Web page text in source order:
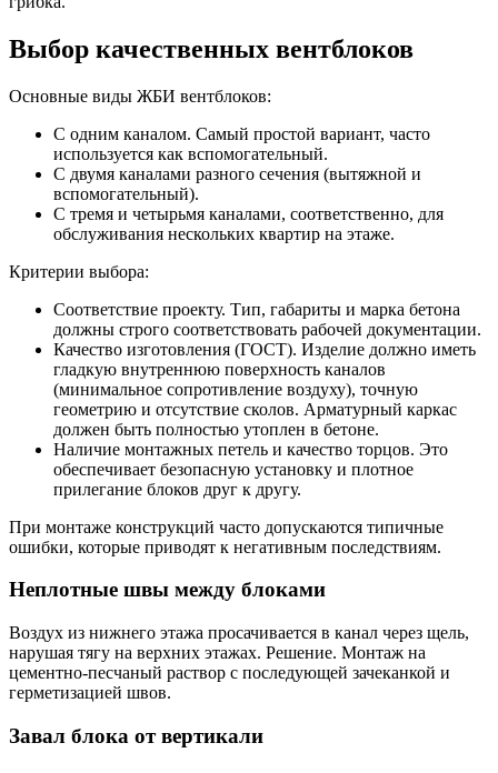
Выбор качественных вентблоков
Основные виды ЖБИ вентблоков:
С одним каналом. Самый простой вариант, часто
используется как вспомогательный.
С двумя каналами разного сечения (вытяжной и
вспомогательный).
С тремя и четырьмя каналами, соответственно, для
обслуживания нескольких квартир на этаже.
Критерии выбора:
Соответствие проекту. Тип, габариты и марка бетона
должны строго соответствовать рабочей документации.
Качество изготовления (ГОСТ). Изделие должно иметь
гладкую внутреннюю поверхность каналов
(минимальное сопротивление воздуху), точную
геометрию и отсутствие сколов. Арматурный каркас
должен быть полностью утоплен в бетоне.
Наличие монтажных петель и качество торцов. Это
обеспечивает безопасную установку и плотное
прилегание блоков друг к другу.
При монтаже конструкций часто допускаются типичные
ошибки, которые приводят к негативным последствиям.
Неплотные швы между блоками
Воздух из нижнего этажа просачивается в канал через щель,
нарушая тягу на верхних этажах. Решение. Монтаж на
цементно-песчаный раствор с последующей зачеканкой и
герметизацией швов.
Завал блока от вертикали